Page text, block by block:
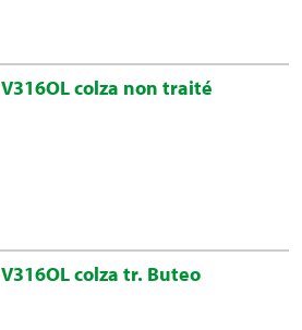
V316OL colza non traité
V316OL colza tr. Buteo